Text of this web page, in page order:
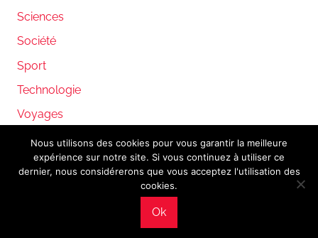
Sciences
Société
Sport
Technologie
Voyages
WordPress Theme: Donovan by ThemeZee.
Mentions légales
Nous utilisons des cookies pour vous garantir la meilleure
expérience sur notre site. Si vous continuez à utiliser ce
dernier, nous considérerons que vous acceptez l'utilisation des
cookies.
Ok